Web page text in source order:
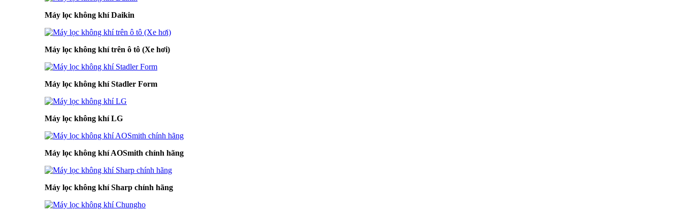
Máy lọc không khí Daikin
Máy lọc không khí trên ô tô (Xe hơi)
Máy lọc không khí Stadler Form
Máy lọc không khí LG
Máy lọc không khí AOSmith chính hãng
Máy lọc không khí Sharp chính hãng